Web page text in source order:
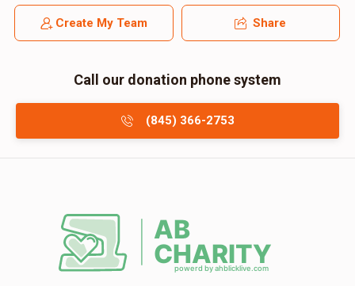
Create My Team Share
Call our donation phone system
(845) 366-2753